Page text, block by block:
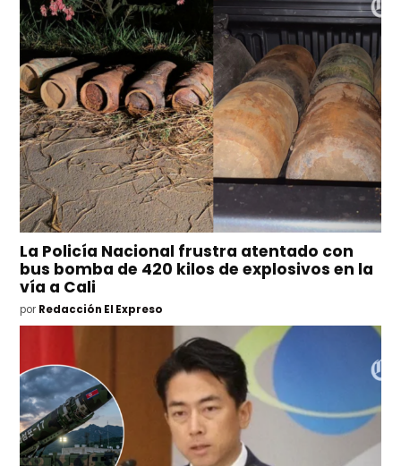
La Policía Nacional frustra atentado con
bus bomba de 420 kilos de explosivos en la
vía a Cali
por Redacción El Expreso